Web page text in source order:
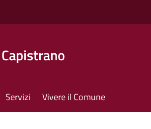
Servizi Vivere il Comune